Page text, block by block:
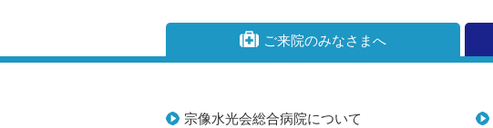
ご来院のみなさまへ
宗像水光会総合病院について